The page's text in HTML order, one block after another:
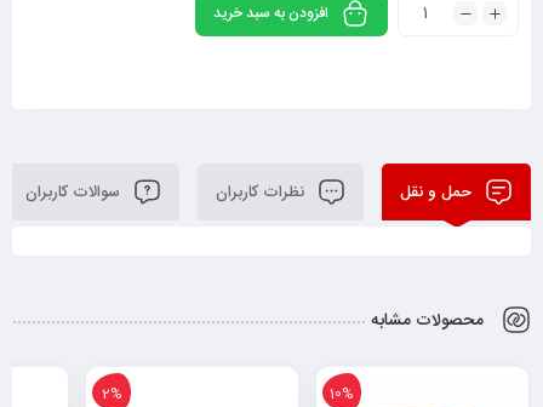
افزودن به سبد خرید
حمل و نقل نظرات کاربران سوالات کاربران
محصولات مشابه
10%
2%